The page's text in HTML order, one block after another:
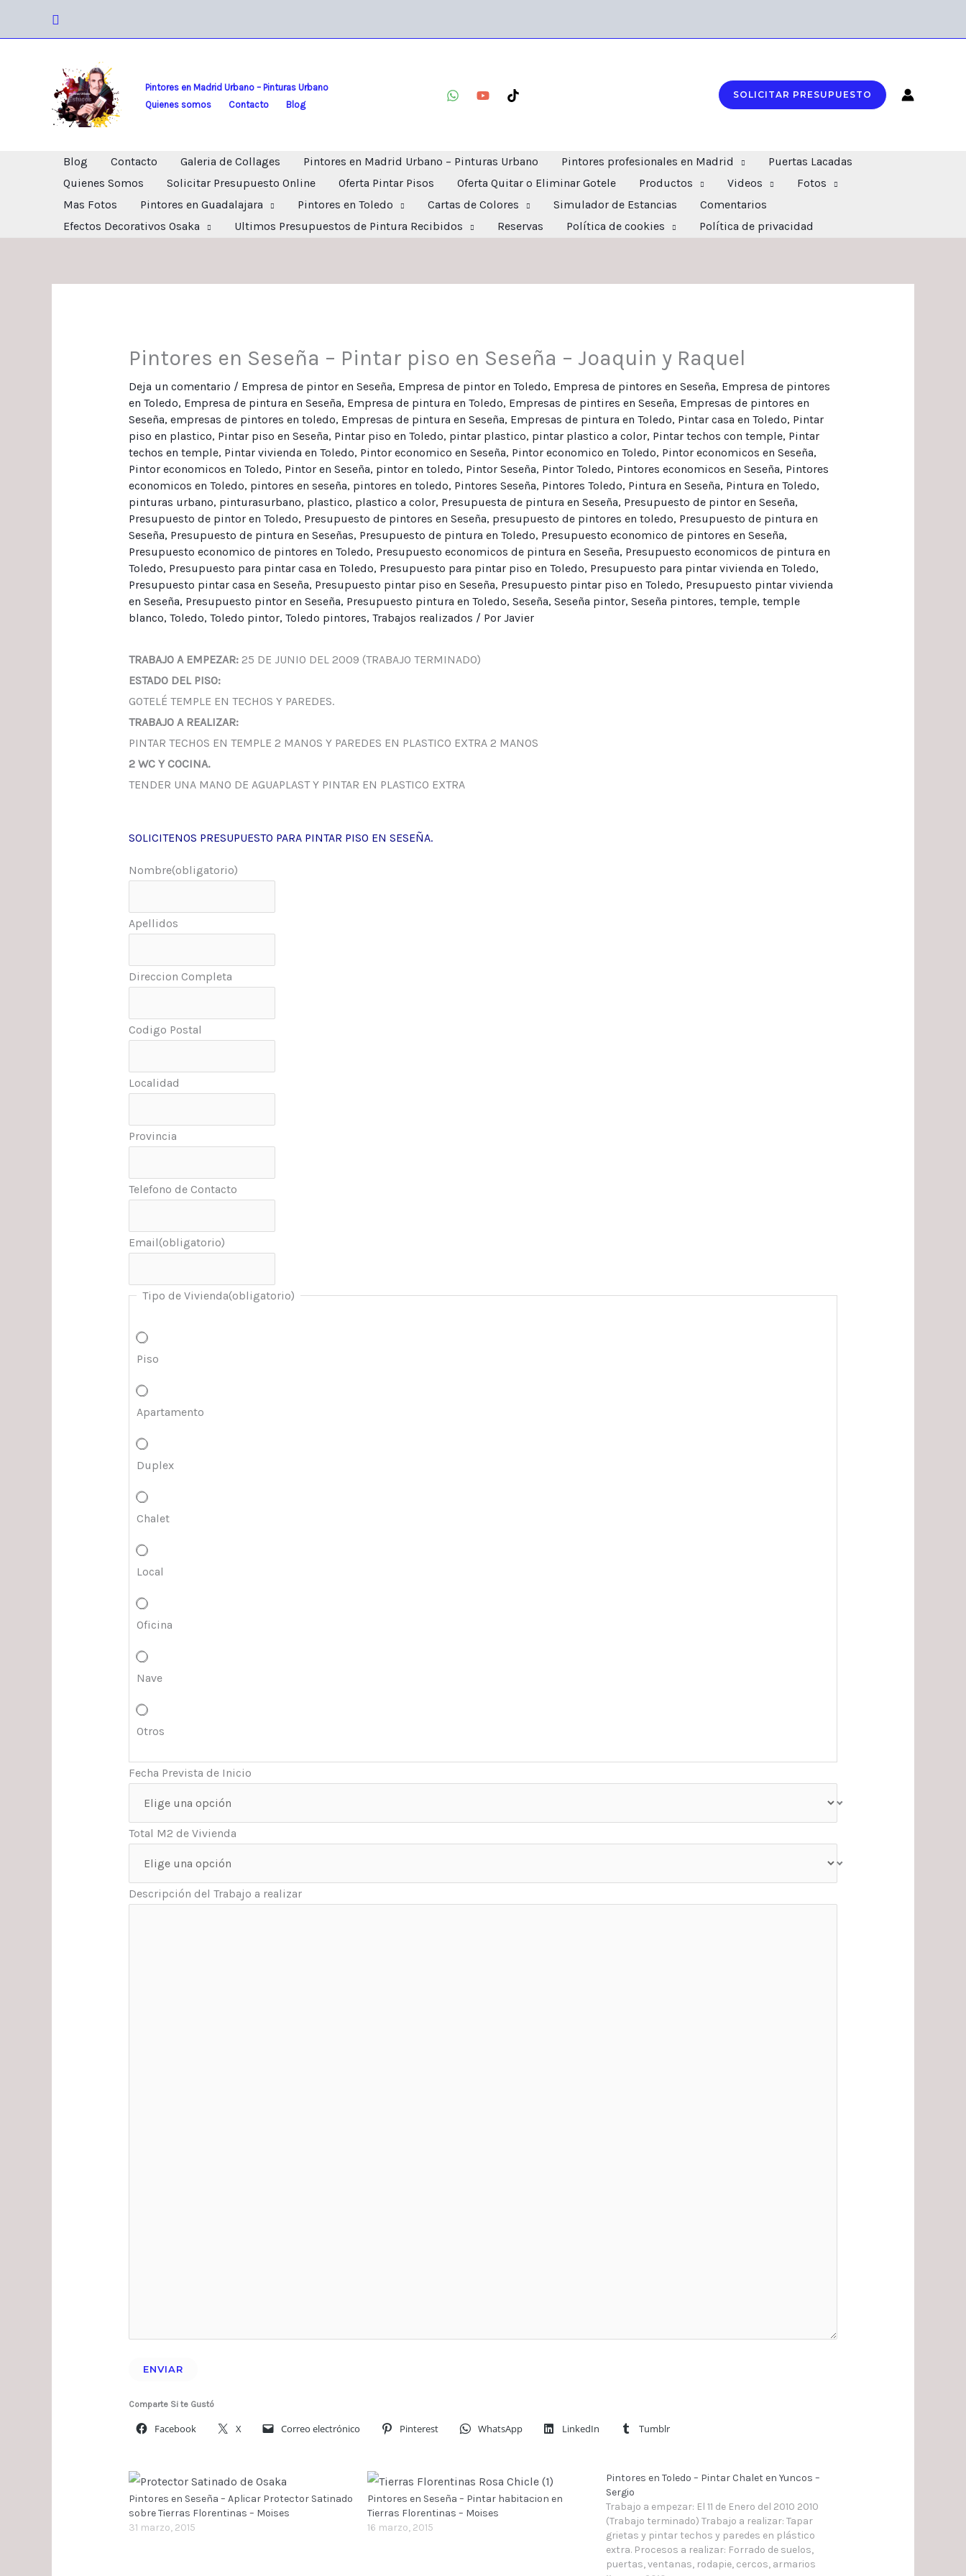
Buscar
Pintores en Madrid Urbano – Pinturas Urbano
Quienes somos
Contacto Blog
SOLICITAR PRESUPUESTO
Blog Contacto Galeria de Collages Pintores en Madrid Urbano – Pinturas Urbano Pintores profesionales en Madrid
Puertas Lacadas
Quienes Somos
Solicitar Presupuesto Online Oferta Pintar Pisos Oferta Quitar o Eliminar Gotele Productos Videos
Fotos
Mas Fotos
Pintores en Guadalajara Pintores en Toledo Cartas de Colores Simulador de Estancias
Comentarios
Efectos Decorativos Osaka
Ultimos Presupuestos de Pintura Recibidos Reservas Política de cookies Política de privacidad
Pintores en Seseña – Pintar piso en Seseña – Joaquin y Raquel
Deja un comentario / Empresa de pintor en Seseña, Empresa de pintor en Toledo, Empresa de pintores en Seseña, Empresa de pintores
en Toledo, Empresa de pintura en Seseña, Empresa de pintura en Toledo, Empresas de pintires en Seseña, Empresas de pintores en
Seseña, empresas de pintores en toledo, Empresas de pintura en Seseña, Empresas de pintura en Toledo, Pintar casa en Toledo, Pintar
piso en plastico, Pintar piso en Seseña, Pintar piso en Toledo, pintar plastico, pintar plastico a color, Pintar techos con temple, Pintar
techos en temple, Pintar vivienda en Toledo, Pintor economico en Seseña, Pintor economico en Toledo, Pintor economicos en Seseña,
Pintor economicos en Toledo, Pintor en Seseña, pintor en toledo, Pintor Seseña, Pintor Toledo, Pintores economicos en Seseña, Pintores
economicos en Toledo, pintores en seseña, pintores en toledo, Pintores Seseña, Pintores Toledo, Pintura en Seseña, Pintura en Toledo,
pinturas urbano, pinturasurbano, plastico, plastico a color, Presupuesta de pintura en Seseña, Presupuesto de pintor en Seseña,
Presupuesto de pintor en Toledo, Presupuesto de pintores en Seseña, presupuesto de pintores en toledo, Presupuesto de pintura en
Seseña, Presupuesto de pintura en Seseñas, Presupuesto de pintura en Toledo, Presupuesto economico de pintores en Seseña,
Presupuesto economico de pintores en Toledo, Presupuesto economicos de pintura en Seseña, Presupuesto economicos de pintura en
Toledo, Presupuesto para pintar casa en Toledo, Presupuesto para pintar piso en Toledo, Presupuesto para pintar vivienda en Toledo,
Presupuesto pintar casa en Seseña, Presupuesto pintar piso en Seseña, Presupuesto pintar piso en Toledo, Presupuesto pintar vivienda
en Seseña, Presupuesto pintor en Seseña, Presupuesto pintura en Toledo, Seseña, Seseña pintor, Seseña pintores, temple, temple
blanco, Toledo, Toledo pintor, Toledo pintores, Trabajos realizados / Por Javier
TRABAJO A EMPEZAR:25 DE JUNIO DEL 2009 (TRABAJO TERMINADO)
ESTADO DEL PISO:
GOTELÉ TEMPLE EN TECHOS Y PAREDES.
TRABAJO A REALIZAR:
PINTAR TECHOS EN TEMPLE 2 MANOS Y PAREDES EN PLASTICO EXTRA 2 MANOS
2 WC Y COCINA.
TENDER UNA MANO DE AGUAPLAST Y PINTAR EN PLASTICO EXTRA
SOLICITENOS PRESUPUESTO PARA PINTAR PISO EN SESEÑA.
Nombre(obligatorio)
Apellidos
Direccion Completa
Codigo Postal
Localidad
Provincia
Telefono de Contacto
Email(obligatorio)
Tipo de Vivienda(obligatorio)
Piso
Apartamento
Duplex
Chalet
Local
Oficina
Nave
Otros
Fecha Prevista de Inicio
Total M2 de Vivienda
Descripción del Trabajo a realizar
ENVIAR
Comparte Si te Gustó
Facebook X Correo electrónico Pinterest WhatsApp LinkedIn Tumblr
Pintores en Seseña – Aplicar Protector Satinado
sobre Tierras Florentinas – Moises
31 marzo, 2015
Pintores en Seseña – Pintar habitacion en
Tierras Florentinas – Moises
16 marzo, 2015
Pintores en Toledo – Pintar Chalet en Yuncos –
Sergio
Trabajo a empezar: El 11 de Enero del 2010 2010
(Trabajo terminado) Trabajo a realizar: Tapar
grietas y pintar techos y paredes en plástico
extra. Procesos a realizar: Forrado de suelos,
puertas, ventanas, rodapie, cercos, armarios